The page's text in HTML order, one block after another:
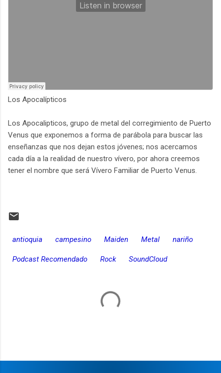
Los Apocalípticos
Los Apocalipticos, grupo de metal del corregimiento de Puerto
Venus que exponemos a forma de parábola para buscar las
enseñanzas que nos dejan estos jóvenes; nos acercamos
cada día a la realidad de nuestro vívero, por ahora creemos
tener el nombre que será Vívero Familiar de Puerto Venus.
antioquia campesino Maiden Metal nariño
Podcast Recomendado Rock SoundCloud